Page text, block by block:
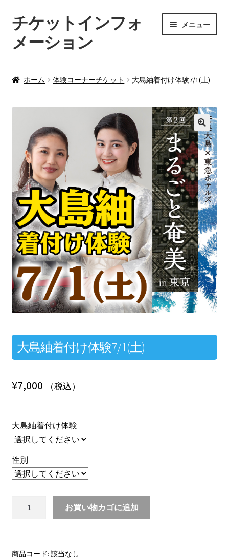
ナ
ビ
ゲ
ョ
へ
コ
ン
テ
へ
キ
チケットインフォ
メーション
メニュー
プライバシーポリシー
利用規約
特定商取引に関する表示
ホーム 体験コーナーチケット 大島紬着付け体験7/1(土)
大島紬着付け体験7/1(土)
¥7,000 （税込）
大島紬着付け体験
性別
付
お買い物カゴに追加
商品コード: 該当なし